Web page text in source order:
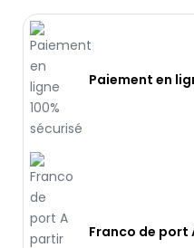
Paiement en
Franco de port